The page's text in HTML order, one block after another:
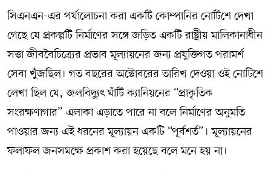
সিএনএন-এর পর্যালোচনা করা একটি কোম্পানির নোটিশে দেখা
গেছে যে প্রকল্পটি নির্মাণের সঙ্গে জড়িত একটি রাষ্ট্রীয় মালিকানাধীন
সত্তা জীববৈচিত্র্যের প্রভাব মূল্যায়নের জন্য প্রযুক্তিগত পরামর্শ
সেবা খুঁজছিল। গত বছরের অক্টোবরের তারিখ দেওয়া ওই নোটিশে
লেখা ছিল যে, জলবিদ্যুৎ ঘাঁটি ক্যানিয়নের “প্রাকৃতিক
সংরক্ষণাগার” এলাকা এড়াতে পারে না বলে নির্মাণের অনুমতি
পাওয়ার জন্য এই ধরনের মূল্যায়ন একটি “পূর্বশর্ত”। মূল্যায়নের
ফলাফল জনসমক্ষে প্রকাশ করা হয়েছে বলে মনে হয় না।